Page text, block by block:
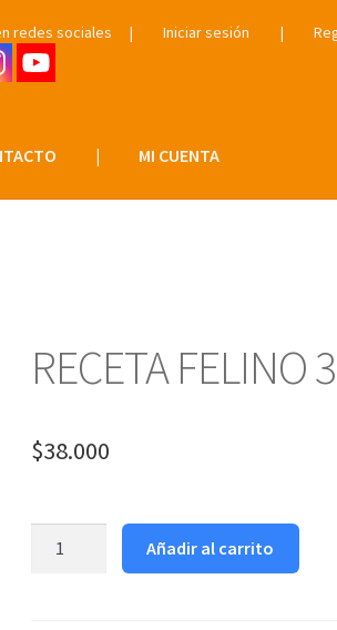
redes sociales | Iniciar sesión |
| MI CUENTA
RECETA FELINO
$38.000
Añadir al carrito